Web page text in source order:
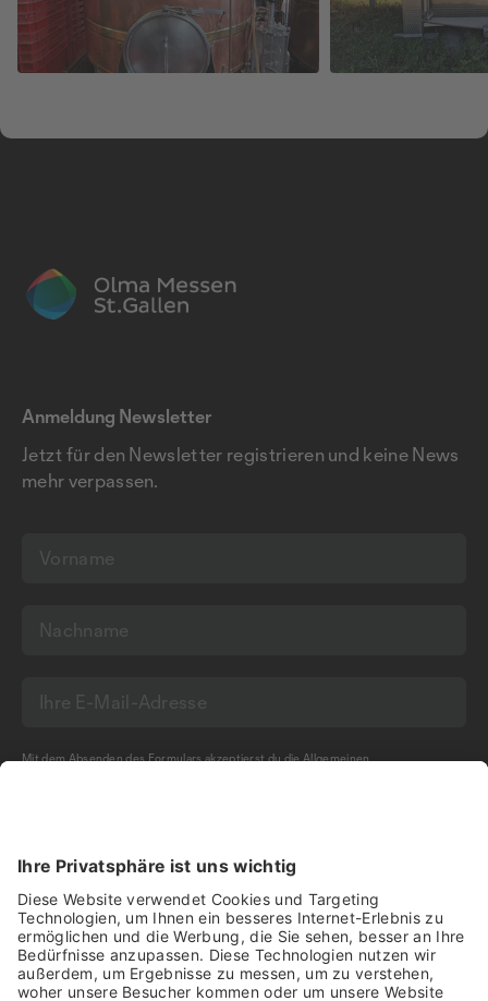
Anmeldung Newsletter
Jetzt für den Newsletter registrieren und keine News
mehr verpassen.
Mit dem Absenden des Formulars akzeptierst du dieAllgemeinen